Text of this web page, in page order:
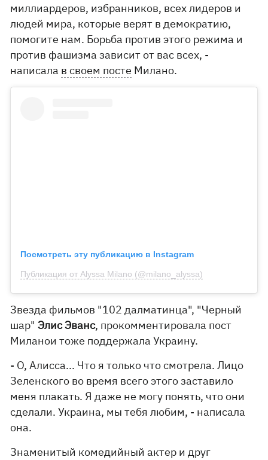
миллиардеров, избранников, всех лидеров и
людей мира, которые верят в демократию,
помогите нам. Борьба против этого режима и
против фашизма зависит от вас всех, -
написала в своем посте Милано.
Посмотреть эту публикацию в Instagram
Публикация от Alyssa Milano (@milano_alyssa)
Звезда фильмов "102 далматинца", "Черный
шар"Элис Эванс, прокомментировала пост
Миланои тоже поддержала Украину.
- О, Алисса... Что я только что смотрела. Лицо
Зеленского во время всего этого заставило
меня плакать. Я даже не могу понять, что они
сделали. Украина, мы тебя любим, - написала
она.
Знаменитый комедийный актер и друг